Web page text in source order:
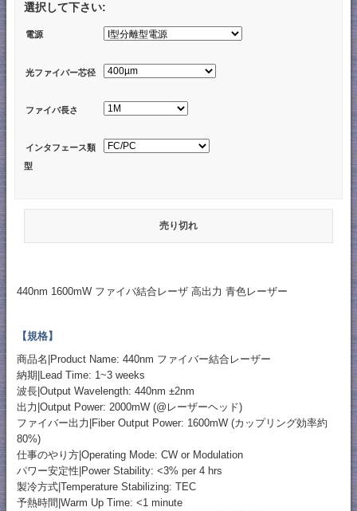
選択して下さい:
電源
光ファイバー芯径
ファイバ長さ
インタフェース類
型
売り切れ
440nm 1600mW ファイバ結合レーザ 高出力 青色レーザー
【規格】
商品名|Product Name: 440nm ファイバー結合レーザー
納期|Lead Time: 1~3 weeks
波長|Output Wavelength: 440nm ±2nm
出力|Output Power: 2000mW (@レーザーヘッド)
ファイバー出力|Fiber Output Power: 1600mW (カップリング効率約
80%)
仕事のやり方|Operating Mode: CW or Modulation
パワー安定性|Power Stability: <3% per 4 hrs
製冷方式|Temperature Stabilizing: TEC
予熱時間|Warm Up Time: <1 minute